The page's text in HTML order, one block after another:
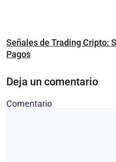
Señales de Trading Cripto:
Pagos
Deja un comentario
Comentario